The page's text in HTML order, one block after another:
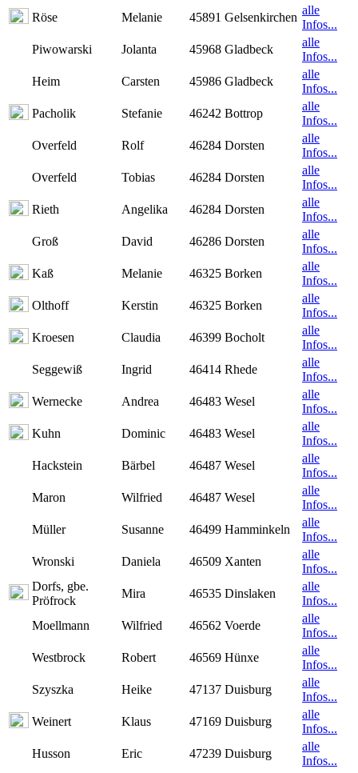
Röse
Melanie 45891 Gelsenkirchen
alle
Infos...
Piwowarski
Jolanta 45968 Gladbeck
alle
Infos...
Heim
Carsten 45986 Gladbeck
alle
Infos...
Pacholik
Stefanie 46242 Bottrop
alle
Infos...
Overfeld
Rolf 46284 Dorsten
alle
Infos...
Overfeld
Tobias 46284 Dorsten
alle
Infos...
Rieth
Angelika 46284 Dorsten
alle
Infos...
Groß
David 46286 Dorsten
alle
Infos...
Kaß
Melanie 46325 Borken
alle
Infos...
Olthoff
Kerstin 46325 Borken
alle
Infos...
Kroesen
Claudia 46399 Bocholt
alle
Infos...
Seggewiß
Ingrid 46414 Rhede
alle
Infos...
Wernecke
Andrea 46483 Wesel
alle
Infos...
Kuhn
Dominic 46483 Wesel
alle
Infos...
Hackstein
Bärbel 46487 Wesel
alle
Infos...
Maron
Wilfried 46487 Wesel
alle
Infos...
Müller
Susanne 46499 Hamminkeln
alle
Infos...
Wronski
Daniela 46509 Xanten
alle
Infos...
Dorfs, gbe.
Pröfrock
Mira 46535 Dinslaken
alle
Infos...
Moellmann
Wilfried 46562 Voerde
alle
Infos...
Westbrock
Robert 46569 Hünxe
alle
Infos...
Szyszka
Heike 47137 Duisburg
alle
Infos...
Weinert
Klaus 47169 Duisburg
alle
Infos...
Husson
Eric 47239 Duisburg
alle
Infos...